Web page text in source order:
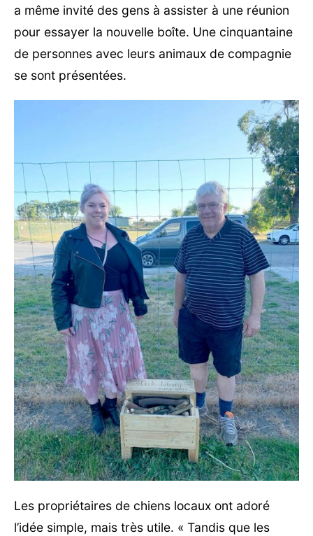
a même invité des gens à assister à une réunion
pour essayer la nouvelle boîte. Une cinquantaine
de personnes avec leurs animaux de compagnie
se sont présentées.
Les propriétaires de chiens locaux ont adoré
l’idée simple, mais très utile. « Tandis que les